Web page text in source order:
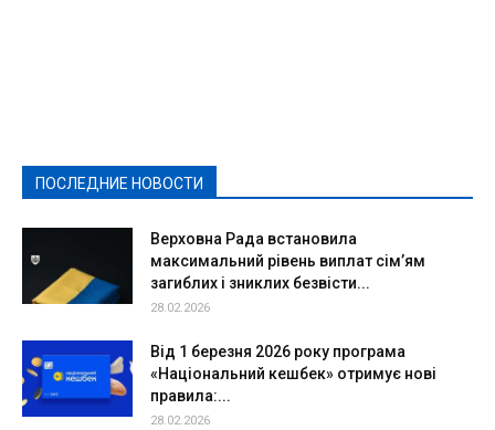
ПОСЛЕДНИЕ НОВОСТИ
Верховна Рада встановила
максимальний рівень виплат сім’ям
загиблих і зниклих безвісти...
28.02.2026
Від 1 березня 2026 року програма
«Національний кешбек» отримує нові
правила:...
28.02.2026